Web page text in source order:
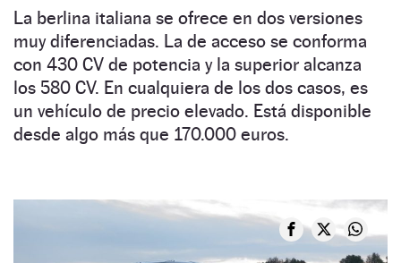
La berlina italiana se ofrece en dos versiones
muy diferenciadas. La de acceso se conforma
con 430 CV de potencia y la superior alcanza
los 580 CV. En cualquiera de los dos casos, es
un vehículo de precio elevado. Está disponible
desde algo más que 170.000 euros.